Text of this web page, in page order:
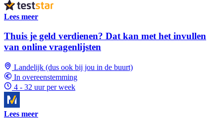
Lees meer
Thuis je geld verdienen? Dat kan met het invullen
van online vragenlijsten
Landelijk (dus ook bij jou in de buurt)
In overeenstemming
4 - 32 uur per week
Lees meer